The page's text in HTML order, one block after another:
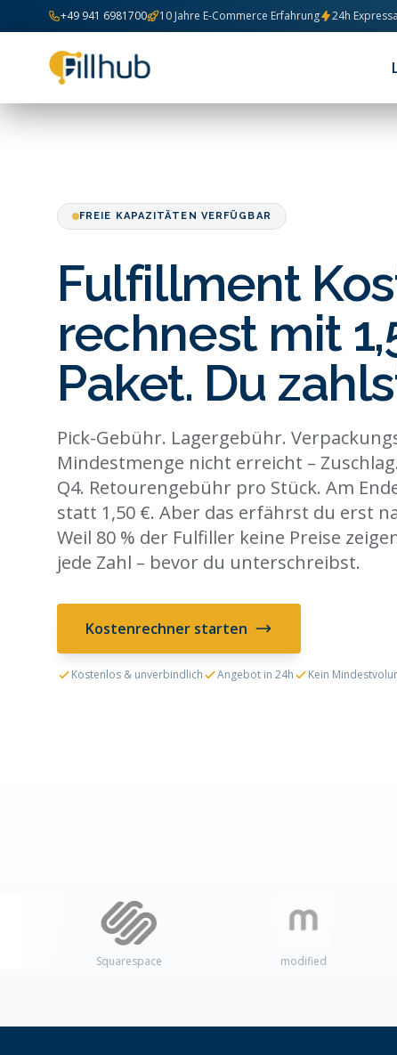
Zum Inhalt springen
+49 941 6981700 10 Jahre E-Commerce Erfahrung 24h
FREIE KAPAZITÄTEN VERFÜGBAR
Fulfillment
rechnest mit
Paket. Du
Pick-Gebühr. Lagergebühr.
Mindestmenge nicht erreicht –
Q4. Retourengebühr pro Stück. Am
statt 1,50 €. Aber das erfährst du erst
Weil 80 % der Fulfiller keine Preise
jede Zahl – bevor du unterschreibst.
Kostenrechner starten
Kostenlos & unverbindlich Angebot in 24h Kein